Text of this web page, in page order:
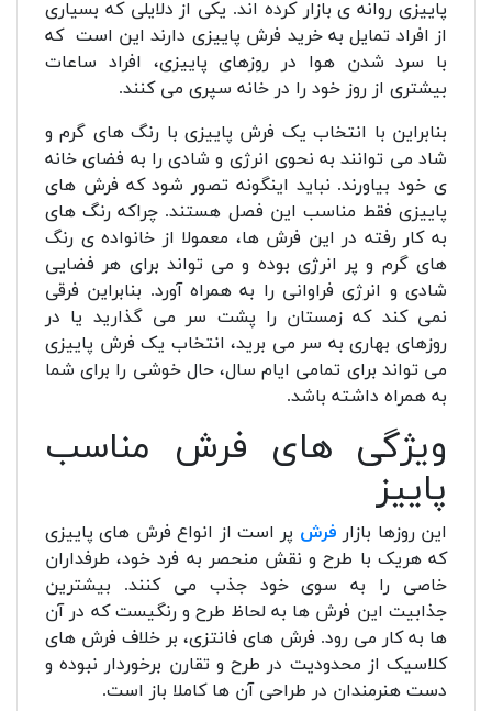
پاییزی روانه ی بازار کرده اند. یکی از دلایلی که بسیاری
از افراد تمایل به خرید فرش پاییزی دارند این است که
با سرد شدن هوا در روزهای پاییزی، افراد ساعات
بیشتری از روز خود را در خانه سپری می کنند.
بنابراین با انتخاب یک فرش پاییزی با رنگ های گرم و
شاد می توانند به نحوی انرژی و شادی را به فضای خانه
ی خود بیاورند. نباید اینگونه تصور شود که فرش های
پاییزی فقط مناسب این فصل هستند. چراکه رنگ های
به کار رفته در این فرش ها، معمولا از خانواده ی رنگ
های گرم و پر انرژی بوده و می تواند برای هر فضایی
شادی و انرژی فراوانی را به همراه آورد. بنابراین فرقی
نمی کند که زمستان را پشت سر می گذارید یا در
روزهای بهاری به سر می برید، انتخاب یک فرش پاییزی
می تواند برای تمامی ایام سال، حال خوشی را برای شما
به همراه داشته باشد.
ویژگی های فرش مناسب
پاییز
این روزها بازار فرش پر است از انواع فرش های پاییزی
که هریک با طرح و نقش منحصر به فرد خود، طرفداران
خاصی را به سوی خود جذب می کنند. بیشترین
جذابیت این فرش ها به لحاظ طرح و رنگیست که در آن
ها به کار می رود. فرش های فانتزی، بر خلاف فرش های
کلاسیک از محدودیت در طرح و تقارن برخوردار نبوده و
دست هنرمندان در طراحی آن ها کاملا باز است.